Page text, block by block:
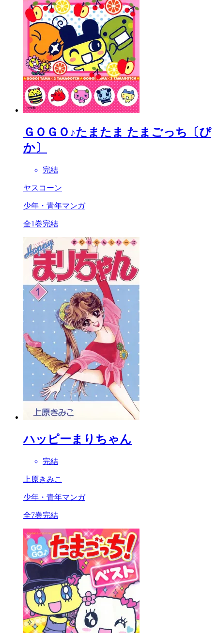
ＧＯＧＯ♪たまたま たまごっち〔ぴ
か〕
完結
ヤスコーン
少年・青年マンガ
全1巻完結
ハッピーまりちゃん
完結
上原きみこ
少年・青年マンガ
全7巻完結